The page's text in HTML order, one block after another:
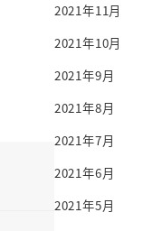
2021年11月
2021年10月
2021年9月
2021年8月
2021年7月
2021年6月
2021年5月